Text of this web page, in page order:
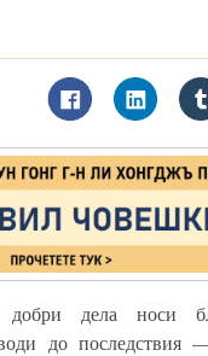
дела носи
до последствия